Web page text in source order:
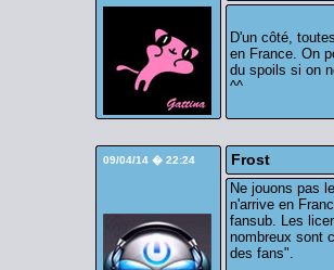
D'un côté,
en France. On
du spoils si on
^^
09/04/14 � 22:24 Frost
Ne jouons pas
n'arrive en
fansub. Les
nombreux sont
des fans".